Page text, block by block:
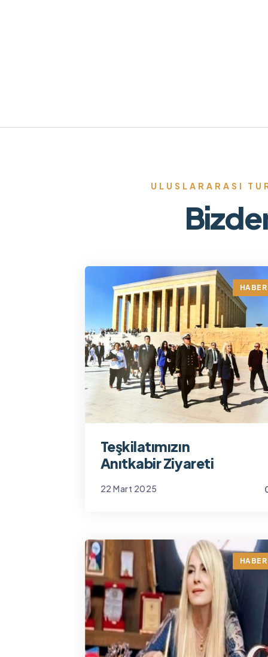
ULUSLARARASI
HABER
Teşkilatımızın
Anıtkabir Ziyareti
22 Mart 2025
HABER